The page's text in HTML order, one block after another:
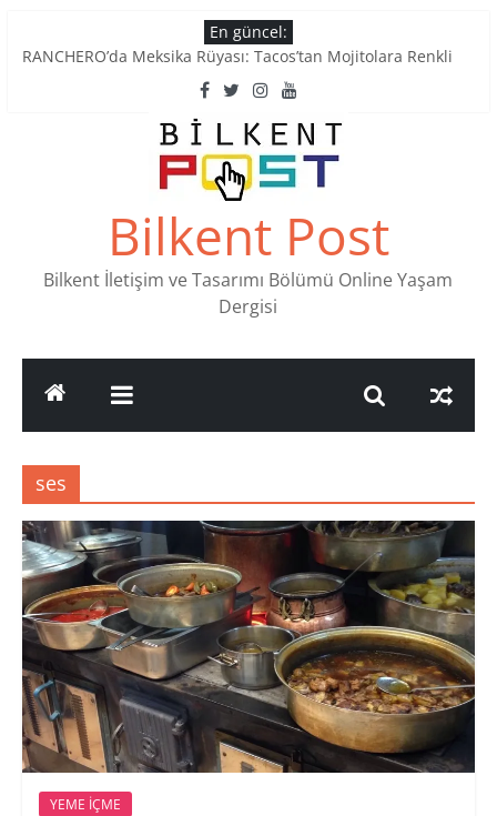
to
En güncel:
RANCHERO’da Meksika Rüyası: Tacos’tan Mojitolara Renkli
Ankara’nın Ruhunu Notalarda Yaşatan 4 Müzik Durağı
Pullardaki tarih: PTT Pul Müzesi
Stamp Collectors Unite: Places to Find Stamps in Ankara
Tatlı Konuşalım: Ankara’nın 4 Köklü Pastanesi
Bilkent Post
Bilkent İletişim ve Tasarımı Bölümü Online Yaşam
Dergisi
ses
YEME İÇME